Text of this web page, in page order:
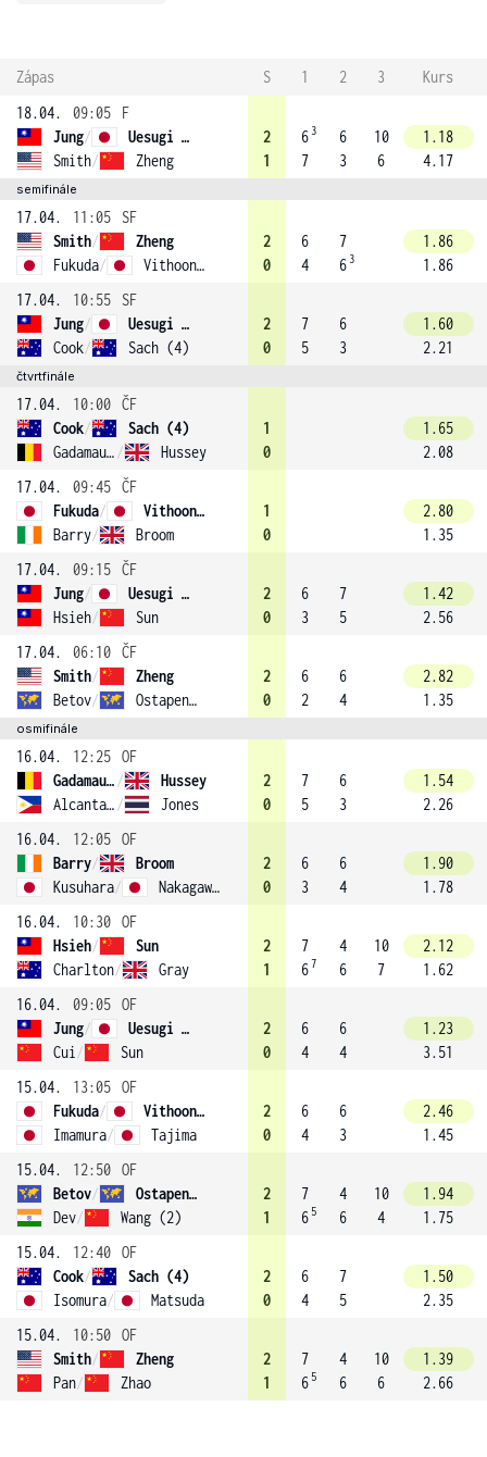
Zápas S 1 2 3
Kurs
18.04.
09:05
F
Jung/
Uesugi (1)
Smith/ Zheng
2
1
6 3
7
6
3
10
6
1.18
4.17
semifinále
17.04. 11:05
SF
Smith/
Zheng
Fukuda/ Vithoontien
2
0
6
4
7
6 3
1.86
1.86
17.04.
10:55
SF
Jung/
Uesugi (1)
Cook/ Sach (4)
2
0
7
5
6
3
1.60
2.21
čtvrtfinále
17.04. 10:00 ČF
Cook/
Sach (4)
Gadamauri / Hussey
1
0
1.65
2.08
17.04.
09:45 ČF
Fukuda/
Vithoontien
Barry/ Broom
1
0
2.80
1.35
17.04.
09:15 ČF
Jung/
Uesugi (1)
Hsieh/ Sun
2
0
6
3
7
5
1.42
2.56
17.04.
06:10 ČF
Smith/
Zheng
Betov/ Ostapenkov
2
0
6
2
6
4
2.82
1.35
osmifinále
16.04. 12:25 OF
Gadamauri /
Hussey
Alcantara / Jones
2
0
7
5
6
3
1.54
2.26
16.04.
12:05 OF
Barry/
Broom
Kusuhara/ Nakagawa (3)
2
0
6
3
6
4
1.90
1.78
16.04.
10:30 OF
Hsieh/
Sun
Charlton/ Gray
2
1
7
67
4
6
10
7
2.12
1.62
16.04.
09:05 OF
Jung/
Uesugi (1)
Cui / Sun
2
0
6
4
6
4
1.23
3.51
15.04.
13:05 OF
Fukuda/
Vithoontien
Imamura/ Tajima
2
0
6
4
6
3
2.46
1.45
15.04.
12:50 OF
Betov/
Ostapenkov
Dev/ Wang (2)
2
1
7
6 5
4
6
10
4
1.94
1.75
15.04.
12:40 OF
Cook/
Sach (4)
Isomura/ Matsuda
2
0
6
4
7
5
1.50
2.35
15.04.
10:50 OF
Smith/
Zheng
Pan/ Zhao
2
1
7
6 5
4
6
10
6
1.39
2.66